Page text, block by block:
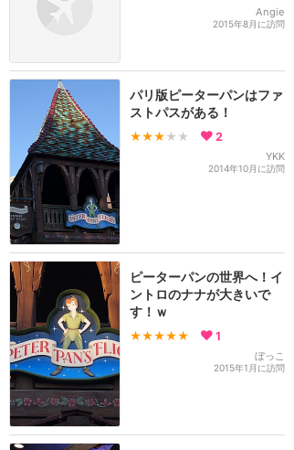
Angie
2015年8月に訪問
パリ版ピーターパンはファ
ストパスがある！
★★★ ★★ 2
YKK
2014年10月に訪問
ピーターパンの世界へ！イ
ントロのナナが大きいで
す！ｗ
★★★★★ 1
ぼっこ
2015年1月に訪問